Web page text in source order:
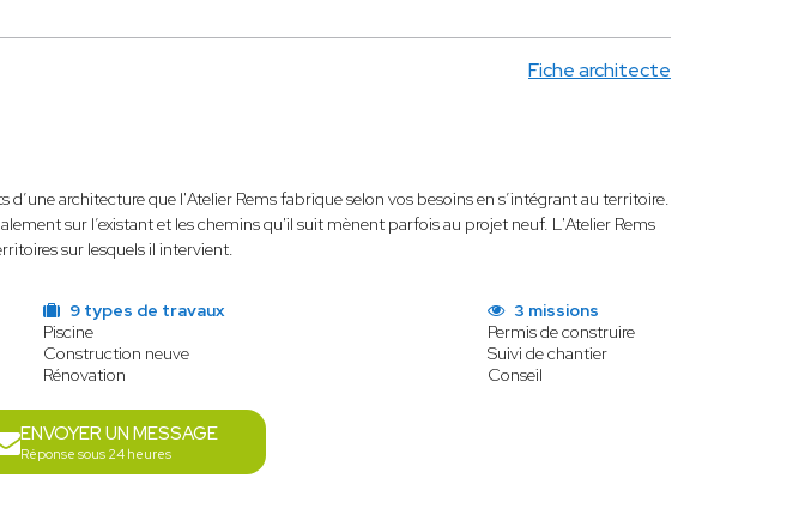
Fiche architecte
architecture que l'Atelier Rems fabrique selon vos besoins en s’intégrant au territoire.
sur l’existant et les chemins qu'il suit mènent parfois au projet neuf. L'Atelier Rems
sur lesquels il intervient.
9 types de travaux
Piscine
Construction neuve
Rénovation
3 missions
Permis de construire
Suivi de chantier
Conseil
ENVOYER UN MESSAGE
Réponse sous 24 heures